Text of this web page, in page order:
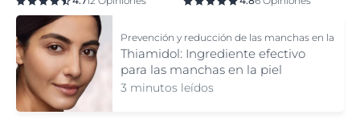
Prevención y reducción de las manchas en la
piel con Thiamidol
Thiamidol: Ingrediente efectivo
para las manchas en la piel
3 minutos leídos